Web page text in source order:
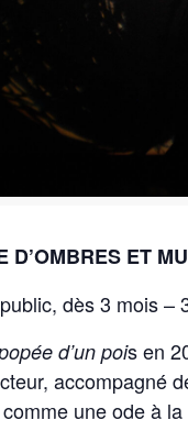
D’OMBRES ET
dès 3 mois –
d’un pois en
accompagné
une ode à la